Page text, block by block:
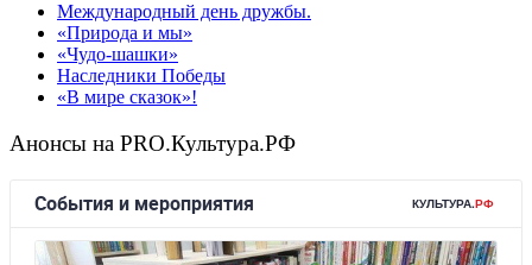
Международный день дружбы.
«Природа и мы»
«Чудо-шашки»
Наследники Победы
«В мире сказок»!
Анонсы на PRO.Культура.РФ